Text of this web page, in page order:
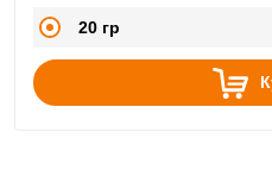
«м'ясний» колір.
20 гр